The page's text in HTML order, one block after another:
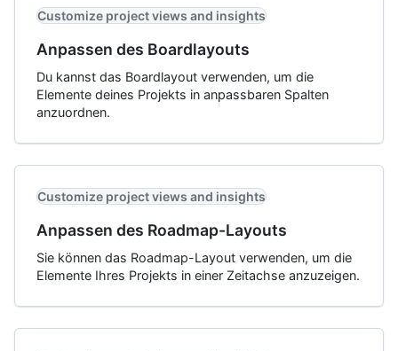
Customize project views and insights
Anpassen des Boardlayouts
Du kannst das Boardlayout verwenden, um die
Elemente deines Projekts in anpassbaren Spalten
anzuordnen.
Customize project views and insights
Anpassen des Roadmap-Layouts
Sie können das Roadmap-Layout verwenden, um die
Elemente Ihres Projekts in einer Zeitachse anzuzeigen.